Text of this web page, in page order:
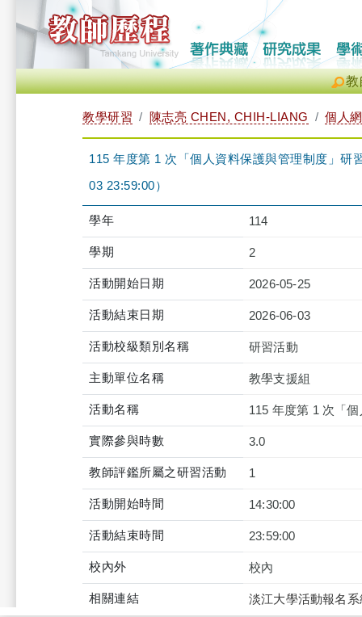
教
教學研習 陳志亮 CHEN, CHIH-LIANG 個人
115 年度第 1 次「個人資料保護與管理制度」
03 23:59:00）
學年 114
學期 2
活動開始日期 2026-05-25
活動結束日期 2026-06-03
活動校級類別名稱 研習活動
主動單位名稱 教學支援組
活動名稱 115 年度第 1 次「
實際參與時數 3.0
教師評鑑所屬之研習活動 1
活動開始時間 14:30:00
活動結束時間 23:59:00
校內外 校內
相關連結 淡江大學活動報名